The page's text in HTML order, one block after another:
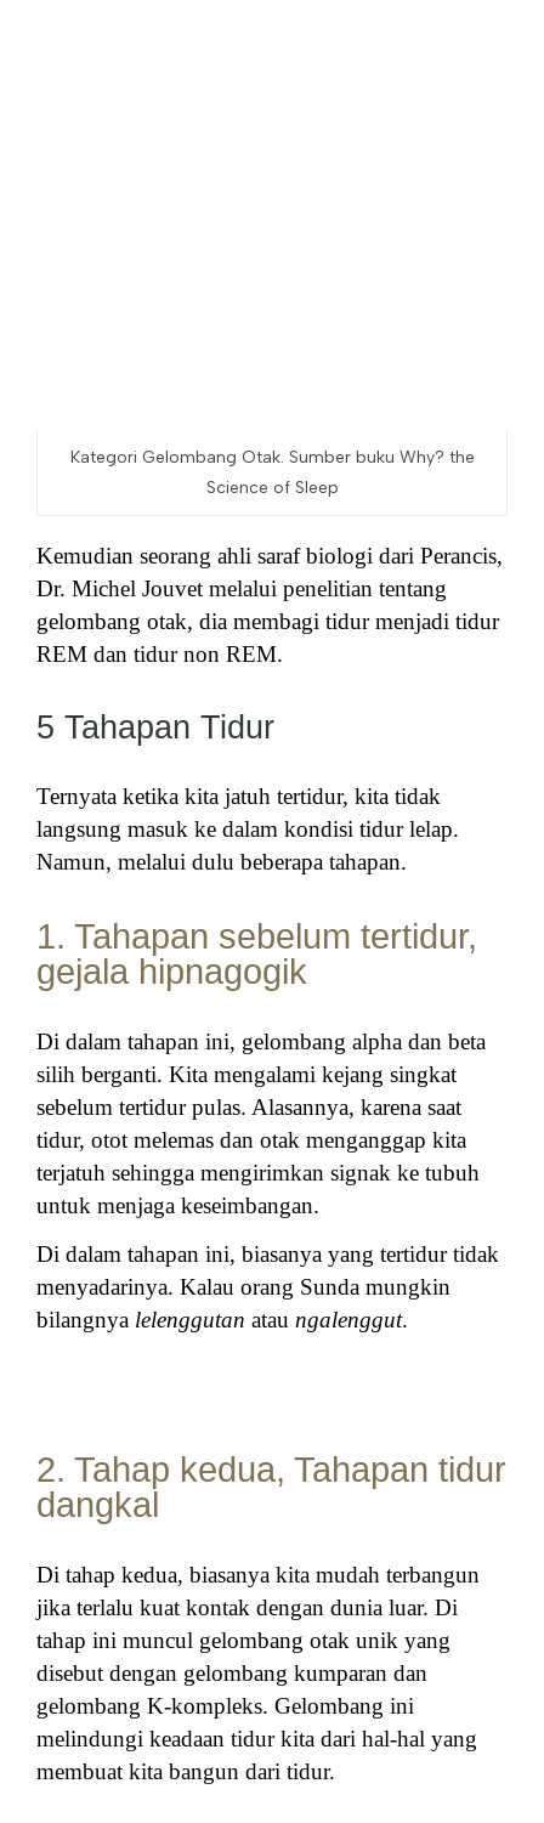
Kategori Gelombang Otak. Sumber buku Why? the
Science of Sleep
Kemudian seorang ahli saraf biologi dari Perancis,
Dr. Michel Jouvet melalui penelitian tentang
gelombang otak, dia membagi tidur menjadi tidur
REM dan tidur non REM.
5 Tahapan Tidur
Ternyata ketika kita jatuh tertidur, kita tidak
langsung masuk ke dalam kondisi tidur lelap.
Namun, melalui dulu beberapa tahapan.
1. Tahapan sebelum tertidur,
gejala hipnagogik
Di dalam tahapan ini, gelombang alpha dan beta
silih berganti. Kita mengalami kejang singkat
sebelum tertidur pulas. Alasannya, karena saat
tidur, otot melemas dan otak menganggap kita
terjatuh sehingga mengirimkan signak ke tubuh
untuk menjaga keseimbangan.
Di dalam tahapan ini, biasanya yang tertidur tidak
menyadarinya. Kalau orang Sunda mungkin
bilangnya lelenggutan atau ngalenggut.
2. Tahap kedua, Tahapan tidur
dangkal
Di tahap kedua, biasanya kita mudah terbangun
jika terlalu kuat kontak dengan dunia luar. Di
tahap ini muncul gelombang otak unik yang
disebut dengan gelombang kumparan dan
gelombang K-kompleks. Gelombang ini
melindungi keadaan tidur kita dari hal-hal yang
membuat kita bangun dari tidur.